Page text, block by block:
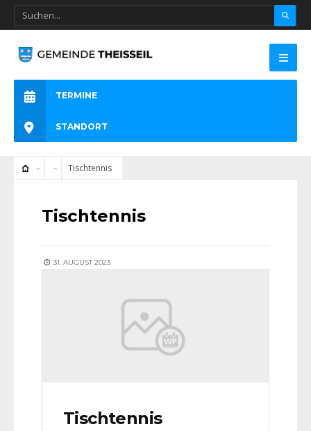
TERMINE
STANDORT
Tischtennis
Tischtennis
31. AUGUST 2023
Tischtennis